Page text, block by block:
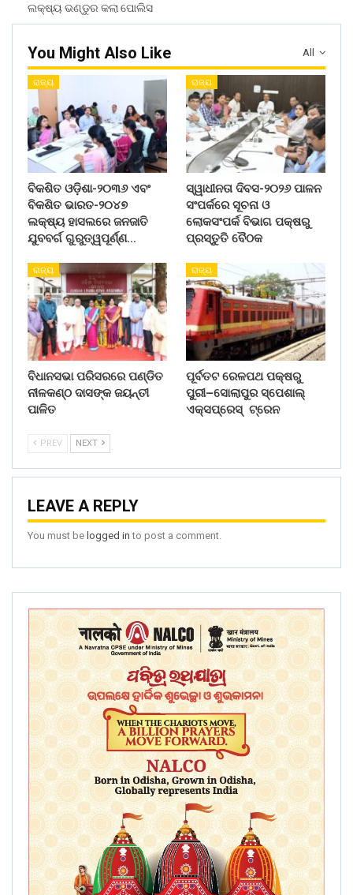
ଲକ୍ଷ୍ୟ ଭଣ୍ଡୁର କଲା ପୋଲିସ
All
You Might Also Like
ରାଜ୍ୟ
ବିକଶିତ ଓଡ଼ିଶା-୨୦୩୬ ଏବଂ
ବିକଶିତ ଭାରତ-୨୦୪୭
ଲକ୍ଷ୍ୟ ହାସଲରେ ଜନଜାତି
ଯୁବବର୍ଗ ଗୁରୁତ୍ୱପୂର୍ଣ୍ଣ…
ରାଜ୍ୟ
ସ୍ୱାଧୀନତା ଦିବସ-୨୦୨୬ ପାଳନ
ସଂପର୍କରେ ସୂଚନା ଓ
ଲୋକସଂପର୍କ ବିଭାଗ ପକ୍ଷରୁ
ପ୍ରସ୍ତୁତି ବୈଠକ
ରାଜ୍ୟ
ବିଧାନସଭା ପରିସରରେ ପଣ୍ଡିତ
ନୀଳକଣ୍ଠ ଦାସଙ୍କ ଜୟନ୍ତୀ
ପାଳିତ
ରାଜ୍ୟ
ପୂର୍ବତଟ ରେଳପଥ ପକ୍ଷରୁ
ପୁରୀ–ସୋଲାପୁର ସ୍ପେଶାଲ୍
ଏକ୍ସପ୍ରେସ୍ ଟ୍ରେନ
PREV NEXT
LEAVE A REPLY
You must be logged in to post a comment.